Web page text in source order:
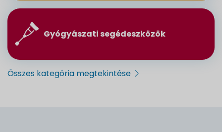
Gyógyászati segédeszközök
Összes kategória megtekintése